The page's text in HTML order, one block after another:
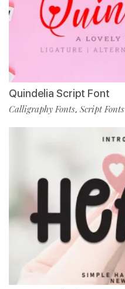
Quindelia Script Font
Calligraphy Fonts, Script Fonts